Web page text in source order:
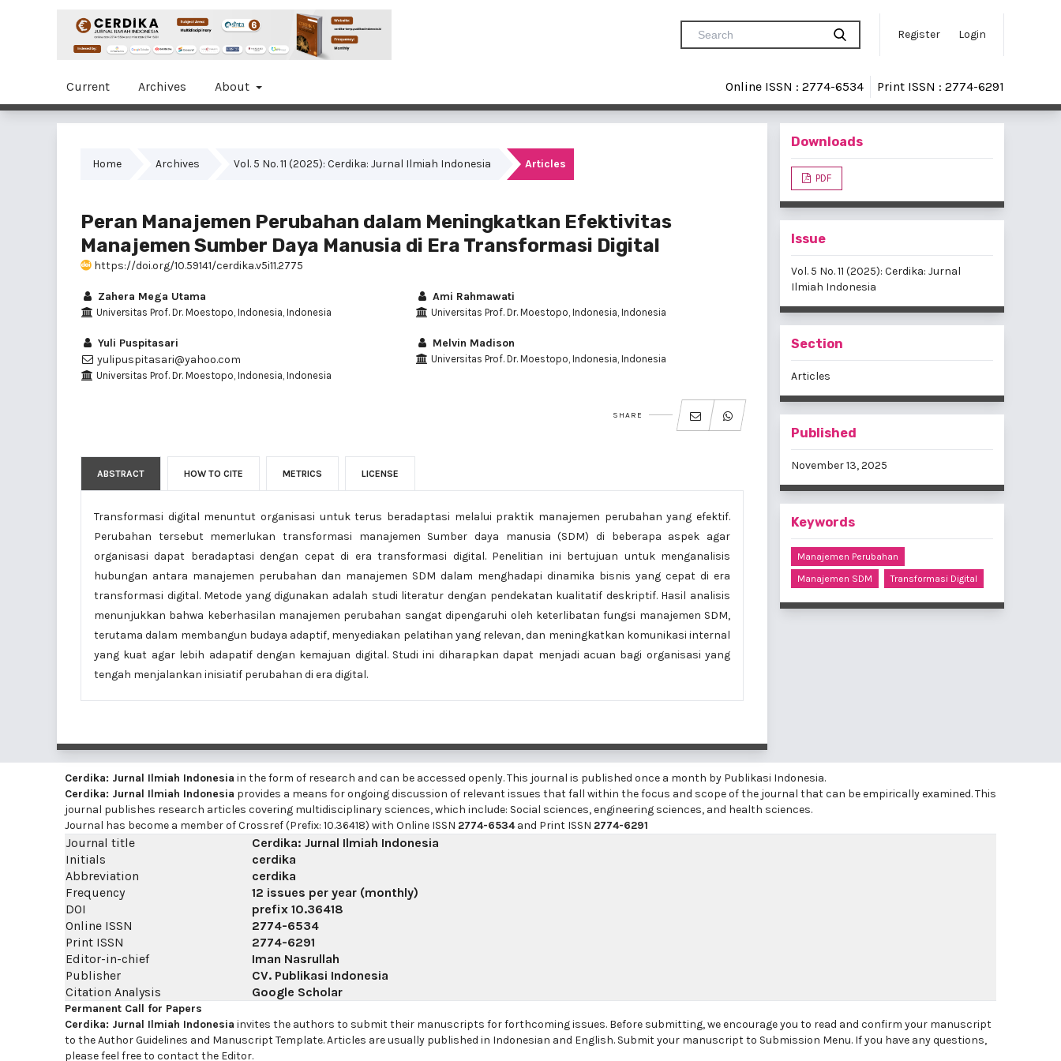
Register Login
Current Archives About Online ISSN : 2774-6534 Print ISSN : 2774-6291
Home Archives Vol. 5 No. 11 (2025): Cerdika: Jurnal Ilmiah Indonesia Articles
Peran Manajemen Perubahan dalam Meningkatkan Efektivitas
Manajemen Sumber Daya Manusia di Era Transformasi Digital
https://doi.org/10.59141/cerdika.v5i11.2775
Zahera Mega Utama
Universitas Prof. Dr. Moestopo, Indonesia, Indonesia
Ami Rahmawati
Universitas Prof. Dr. Moestopo, Indonesia, Indonesia
Yuli Puspitasari
yulipuspitasari@yahoo.com
Universitas Prof. Dr. Moestopo, Indonesia, Indonesia
Melvin Madison
Universitas Prof. Dr. Moestopo, Indonesia, Indonesia
SHARE
ABSTRACT HOW TO CITE METRICS LICENSE
Transformasi digital menuntut organisasi untuk terus beradaptasi melalui praktik manajemen perubahan yang efektif.
Perubahan tersebut memerlukan transformasi manajemen Sumber daya manusia (SDM) di beberapa aspek agar
organisasi dapat beradaptasi dengan cepat di era transformasi digital. Penelitian ini bertujuan untuk menganalisis
hubungan antara manajemen perubahan dan manajemen SDM dalam menghadapi dinamika bisnis yang cepat di era
transformasi digital. Metode yang digunakan adalah studi literatur dengan pendekatan kualitatif deskriptif. Hasil analisis
menunjukkan bahwa keberhasilan manajemen perubahan sangat dipengaruhi oleh keterlibatan fungsi manajemen SDM,
terutama dalam membangun budaya adaptif, menyediakan pelatihan yang relevan, dan meningkatkan komunikasi internal
yang kuat agar lebih adapatif dengan kemajuan digital. Studi ini diharapkan dapat menjadi acuan bagi organisasi yang
tengah menjalankan inisiatif perubahan di era digital.
Downloads
PDF
Issue
Vol. 5 No. 11 (2025): Cerdika: Jurnal
Ilmiah Indonesia
Section
Articles
Published
November 13, 2025
Keywords
Manajemen Perubahan
Manajemen SDM
Transformasi Digital
Cerdika: Jurnal Ilmiah Indonesia in the form of research and can be accessed openly. This journal is published once a month by Publikasi Indonesia.
Cerdika: Jurnal Ilmiah Indonesia provides a means for ongoing discussion of relevant issues that fall within the focus and scope of the journal that can be empirically examined. This
journal publishes research articles covering multidisciplinary sciences, which include: Social sciences, engineering sciences, and health sciences.
Journal has become a member of Crossref (Prefix: 10.36418) with Online ISSN 2774-6534and Print ISSN 2774-6291
Journal title
Cerdika: Jurnal Ilmiah Indonesia
Initials
cerdika
Abbreviation
cerdika
Frequency
12 issues per year (monthly)
DOI
prefix 10.36418
Online ISSN
2774-6534
Print ISSN
2774-6291
Editor-in-chief
Iman Nasrullah
Publisher
CV. Publikasi Indonesia
Citation Analysis
Google Scholar
Permanent Call for Papers
Cerdika: Jurnal Ilmiah Indonesia invites the authors to submit their manuscripts for forthcoming issues. Before submitting, we encourage you to read and confirm your manuscript
to the Author Guidelines and Manuscript Template. Articles are usually published in Indonesian and English. Submit your manuscript to Submission Menu. If you have any questions,
please feel free to contact the Editor.